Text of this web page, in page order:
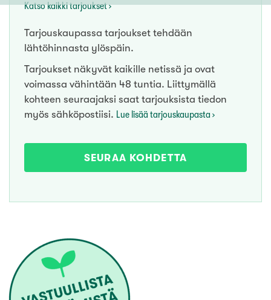
Katso kaikki tarjoukset ›
Tarjouskaupassa tarjoukset tehdään
lähtöhinnasta ylöspäin.
Tarjoukset näkyvät kaikille netissä ja ovat
voimassa vähintään 48 tuntia. Liittymällä
kohteen seuraajaksi saat tarjouksista tiedon
myös sähköpostiisi. Lue lisää tarjouskaupasta ›
SEURAA KOHDETTA